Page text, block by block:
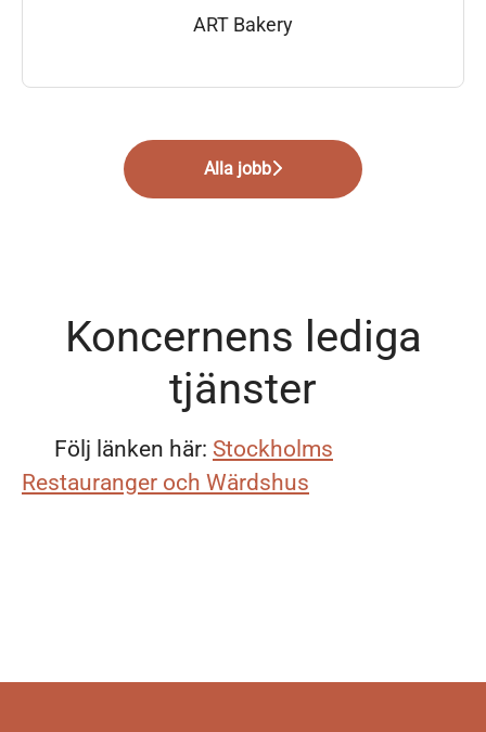
ART Bakery
Alla jobb
Koncernens lediga
tjänster
Följ länken här: Stockholms
Restauranger och Wärdshus